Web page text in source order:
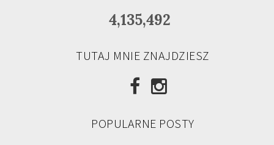
4,135,492
TUTAJ MNIE ZNAJDZIESZ
POPULARNE POSTY